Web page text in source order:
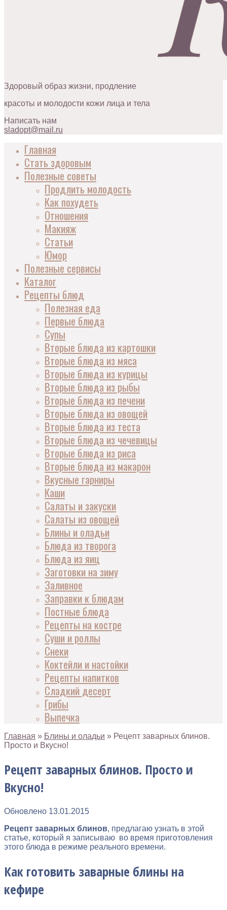
Здоровый образ жизни, продление
красоты и молодости кожи лица и тела
Написать нам
sladopt@mail.ru
Главная
Стать здоровым
Полезные советы
Продлить молодость
Как похудеть
Отношения
Макияж
Статьи
Юмор
Полезные сервисы
Каталог
Рецепты блюд
Полезная еда
Первые блюда
Супы
Вторые блюда из картошки
Вторые блюда из мяса
Вторые блюда из курицы
Вторые блюда из рыбы
Вторые блюда из печени
Вторые блюда из овощей
Вторые блюда из теста
Вторые блюда из чечевицы
Вторые блюда из риса
Вторые блюда из макарон
Вкусные гарниры
Каши
Салаты и закуски
Салаты из овощей
Блины и оладьи
Блюда из творога
Блюда из яиц
Заготовки на зиму
Заливное
Заправки к блюдам
Постные блюда
Рецепты на костре
Суши и роллы
Снеки
Коктейли и настойки
Рецепты напитков
Сладкий десерт
Грибы
Выпечка
Главная » Блины и оладьи » Рецепт заварных блинов.
Просто и Вкусно!
Рецепт заварных блинов. Просто и
Вкусно!
Обновлено 13.01.2015
Рецепт заварных блинов, предлагаю узнать в этой
статье, который я записываю во время приготовления
этого блюда в режиме реального времени.
Как готовить заварные блины на
кефире